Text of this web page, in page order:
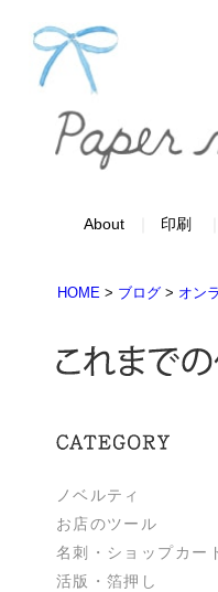
About 印刷
HOME > ブログ > オン
ノベルティ
お店のツール
名刺・ショップカー
活版・箔押し